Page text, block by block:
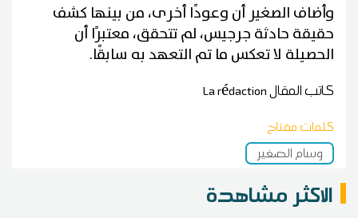
وأضاف الصغير أن وعودًا أخرى، من بينها كشف
حقيقة حادثة جرجيس، لم تتحقق، معتبرًا أن
الحصيلة لا تعكس ما تم التعهد به سابقًا.
كاتب المقالLa rédaction
كلمات مفتاح
وسام الصغير
الاكثر مشاهدة